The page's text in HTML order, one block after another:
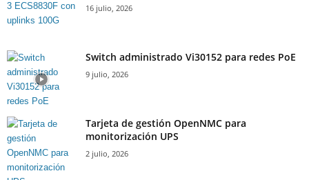
16 julio, 2026
Switch administrado Vi30152 para redes PoE
9 julio, 2026
Tarjeta de gestión OpenNMC para
monitorización UPS
2 julio, 2026